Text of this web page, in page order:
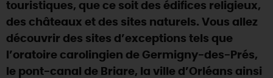
AUJOURD'HUI
DEMAIN
touristiques, que ce soit des édifices religieux,
des châteaux et des sites naturels. Vous allez
découvrir des sites d’exceptions tels que
l’oratoire carolingien de Germigny-des-Prés,
le pont-canal de Briare, la ville d’Orléans ainsi